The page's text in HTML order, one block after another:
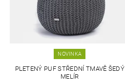
NOVINKA
PLETENÝ PUF STŘEDNÍ TMAVĚ ŠEDÝ
MELÍR